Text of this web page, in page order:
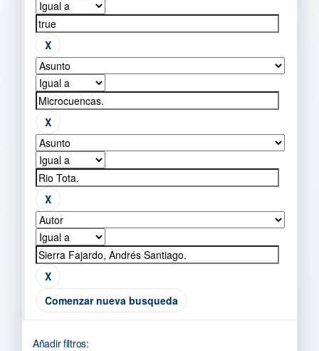
Comenzar nueva busqueda
Añadir filtros: